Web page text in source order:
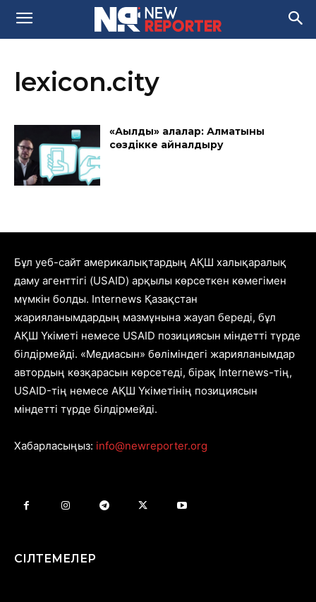
lexicon.city
«Ақылды» қалалар: Алматыны
сөздікке айналдыру
Бұл уеб-сайт америкалықтардың АҚШ халықаралық
даму агенттігі (USAID) арқылы көрсеткен көмегімен
мүмкін болды. Internews Қазақстан
жарияланымдардың мазмұнына жауап береді, бұл
АҚШ Үкіметі немесе USAID позициясын міндетті түрде
білдірмейді. «Медиасын» бөліміндегі жарияланымдар
автордың көзқарасын көрсетеді, бірақ Internews-тің,
USAID-тің немесе АҚШ Үкіметінің позициясын
міндетті түрде білдірмейді.
Хабарласыңыз: info@newreporter.org
СІЛТЕМЕЛЕР